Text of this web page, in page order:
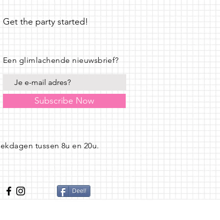
Get the party started!
tussen 8u en 20u.
Een glimlachende nieuwsbrief?
Subscribe Now
Deel!